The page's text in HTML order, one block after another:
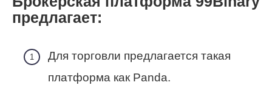
предлагает:
Для торговли предлагается такая
платформа как Panda.